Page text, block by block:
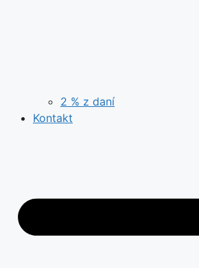
2 % z daní
Kontakt